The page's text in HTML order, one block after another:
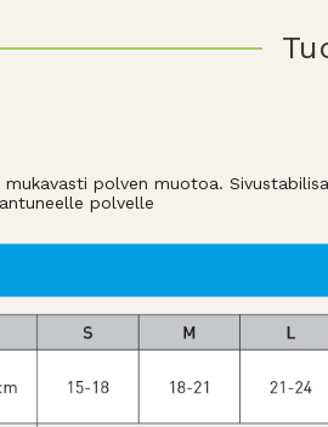
polven muotoa.
polvelle